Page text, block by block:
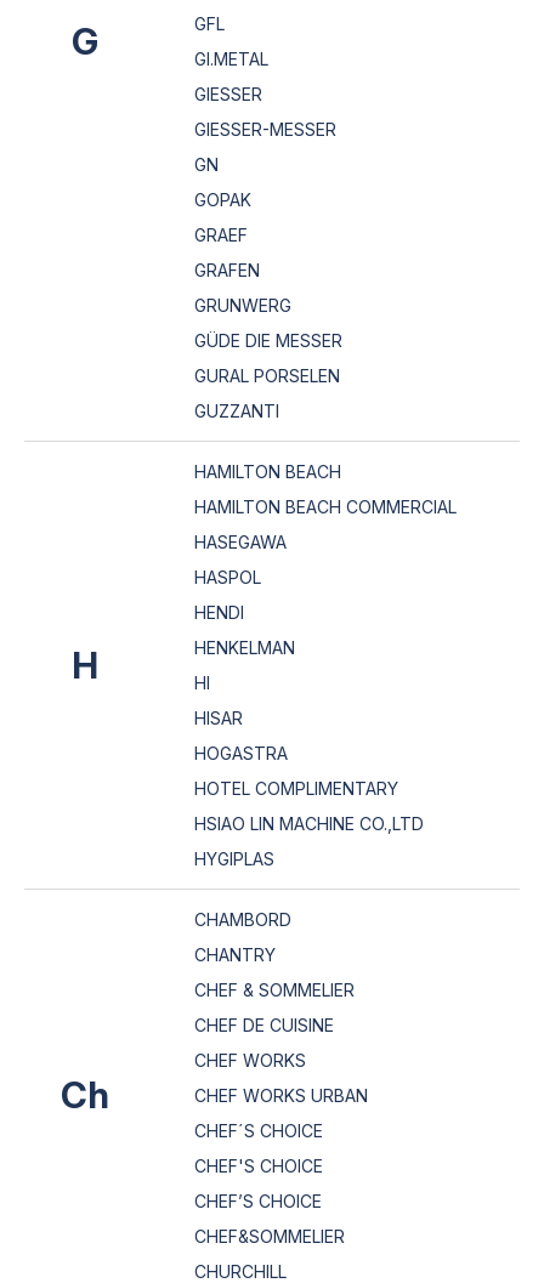
G
GFL
GI.METAL
GIESSER
GIESSER-MESSER
GN
GOPAK
GRAEF
GRAFEN
GRUNWERG
GÜDE DIE MESSER
GURAL PORSELEN
GUZZANTI
H
HAMILTON BEACH
HAMILTON BEACH COMMERCIAL
HASEGAWA
HASPOL
HENDI
HENKELMAN
HI
HISAR
HOGASTRA
HOTEL COMPLIMENTARY
HSIAO LIN MACHINE CO.,LTD
HYGIPLAS
Ch
CHAMBORD
CHANTRY
CHEF & SOMMELIER
CHEF DE CUISINE
CHEF WORKS
CHEF WORKS URBAN
CHEF´S CHOICE
CHEF'S CHOICE
CHEF’S CHOICE
CHEF&SOMMELIER
CHURCHILL